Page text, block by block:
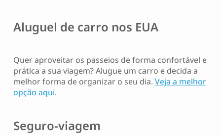
Aluguel de carro nos EUA
Quer aproveitar os passeios de forma confortável e
prática a sua viagem? Alugue um carro e decida a
melhor forma de organizar o seu dia. Veja a melhor
opção aqui.
Seguro-viagem